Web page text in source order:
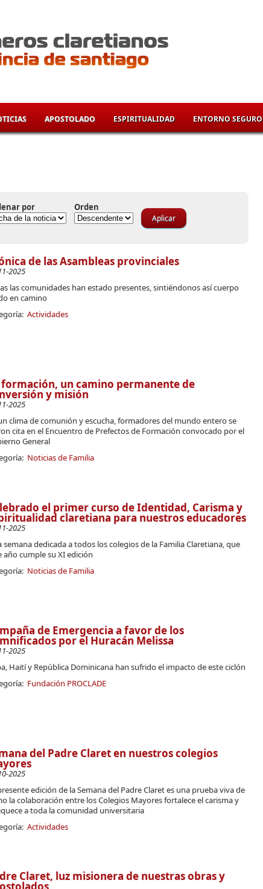
APOSTOLADO ESPIRITUALIDAD ENTORNO SEGURO
por Orden
de las Asambleas provinciales
2025
las comunidades han estado presentes, sintiéndonos así cuerpo
en camino
Actividades
formación, un camino permanente de
y misión
2025
clima de comunión y escucha, formadores del mundo entero se
cita en el Encuentro de Prefectos de Formación convocado por el
General
Noticias de Familia
el primer curso de Identidad, Carisma y
claretiana para nuestros educadores
2025
semana dedicada a todos los colegios de la Familia Claretiana, que
año cumple su XI edición
Noticias de Familia
de Emergencia a favor de los
por el Huracán Melissa
2025
Haití y República Dominicana han sufrido el impacto de este ciclón
Fundación PROCLADE
del Padre Claret en nuestros colegios
2025
edición de la Semana del Padre Claret es una prueba viva de
la colaboración entre los Colegios Mayores fortalece el carisma y
a toda la comunidad universitaria
Actividades
Claret, luz misionera de nuestras obras y